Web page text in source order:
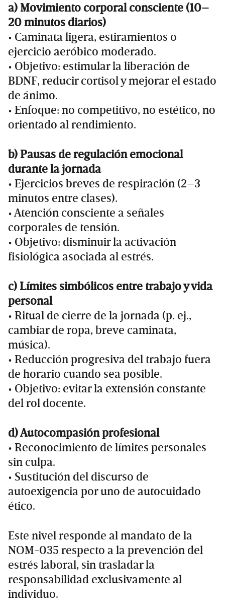
a) Movimiento corporal consciente (10–
20 minutos diarios)
• Caminata ligera, estiramientos o
ejercicio aeróbico moderado.
• Objetivo: estimular la liberación de
BDNF, reducir cortisol y mejorar el estado
de ánimo.
• Enfoque: no competitivo, no estético, no
orientado al rendimiento.
b) Pausas de regulación emocional
durante la jornada
• Ejercicios breves de respiración (2–3
minutos entre clases).
• Atención consciente a señales
corporales de tensión.
• Objetivo: disminuir la activación
fisiológica asociada al estrés.
c) Límites simbólicos entre trabajo y vida
personal
• Ritual de cierre de la jornada (p. ej.,
cambiar de ropa, breve caminata,
música).
• Reducción progresiva del trabajo fuera
de horario cuando sea posible.
• Objetivo: evitar la extensión constante
del rol docente.
d) Autocompasión profesional
• Reconocimiento de límites personales
sin culpa.
• Sustitución del discurso de
autoexigencia por uno de autocuidado
ético.
Este nivel responde al mandato de la
NOM-035 respecto a la prevención del
estrés laboral, sin trasladar la
responsabilidad exclusivamente al
individuo.